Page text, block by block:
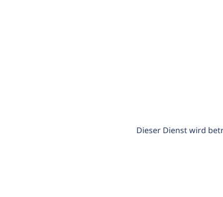
Dieser Dienst wird